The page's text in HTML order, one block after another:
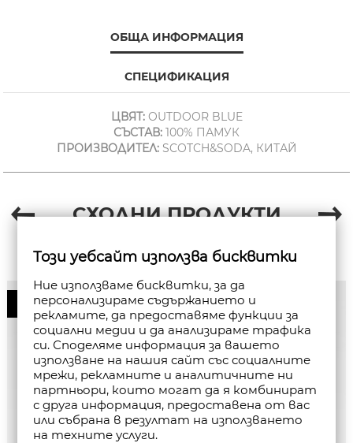
ОБЩА ИНФОРМАЦИЯ
СПЕЦИФИКАЦИЯ
ЦВЯТ:OUTDOOR BLUE
СЪСТАВ: 100% ПАМУК
ПРОИЗВОДИТЕЛ:SCOTCH&SODA, КИТАЙ
СХОДНИ ПРОДУКТИ
50%
Този уебсайт използва бисквитки
Ние използваме бисквитки, за да
персонализираме съдържанието и
рекламите, да предоставяме функции за
социални медии и да анализираме трафика
си. Споделяме информация за вашето
използване на нашия сайт със социалните
мрежи, рекламните и аналитичните ни
партньори, които могат да я комбинират
с друга информация, предоставена от вас
или събрана в резултат на използването
на техните услуги.